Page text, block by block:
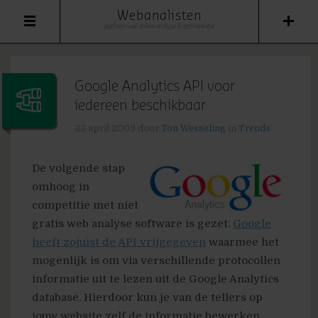
Webanalisten
Google Analytics API voor
iedereen beschikbaar
Ton Wesseling Trends
De volgende stap
omhoog in
competitie met niet
gratis web analyse software is gezet. Google
heeft zojuist de API vrijgegeven waarmee het
mogenlijk is om via verschillende protocollen
informatie uit te lezen uit de Google Analytics
database. Hierdoor kun je van de tellers op